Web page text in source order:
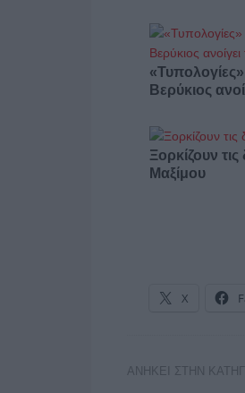
Βερύκιος
Ξορκίζουν
Μαξίμου
X
ΑΝΗΚΕΙ ΣΤΗΝ